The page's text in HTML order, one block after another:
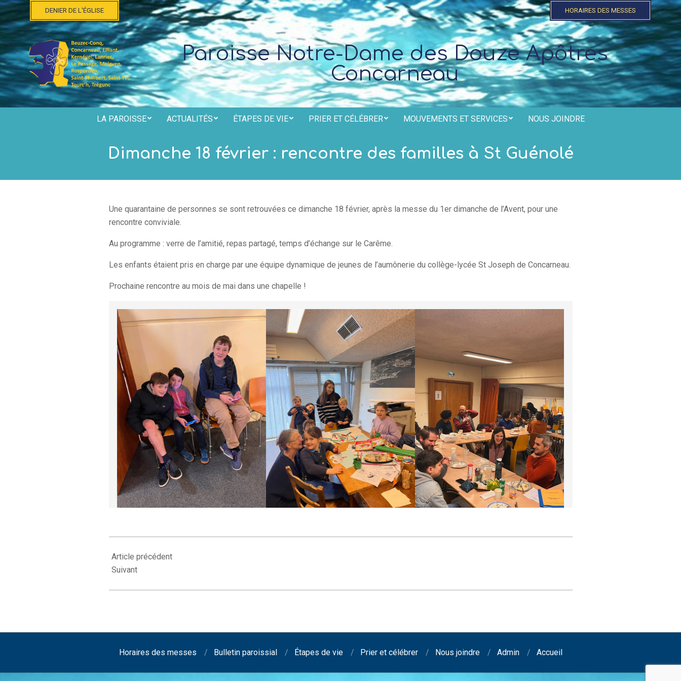
Skip
content
DENIER DE L'ÉGLISE HORAIRES DES MESSES
Paroisse Notre-Dame des Douze Apôtres
Concarneau
Secondary
Menu
LA PAROISSE ACTUALITÉS ÉTAPES DE VIE PRIER ET CÉLÉBRER MOUVEMENTS ET SERVICES NOUS JOINDRE
Dimanche 18 février : rencontre des familles à St Guénolé
Une quarantaine de personnes se sont retrouvées ce dimanche 18 février, après la messe du 1er dimanche de l’Avent, pour une
rencontre conviviale.
Au programme : verre de l’amitié, repas partagé, temps d’échange sur le Carême.
Les enfants étaient pris en charge par une équipe dynamique de jeunes de l’aumônerie du collège-lycée St Joseph de Concarneau.
Prochaine rencontre au mois de mai dans une chapelle !
02-
19
Article précédent
Suivant
Horaires des messes Bulletin paroissial Étapes de vie Prier et célébrer Nous joindre Admin Accueil